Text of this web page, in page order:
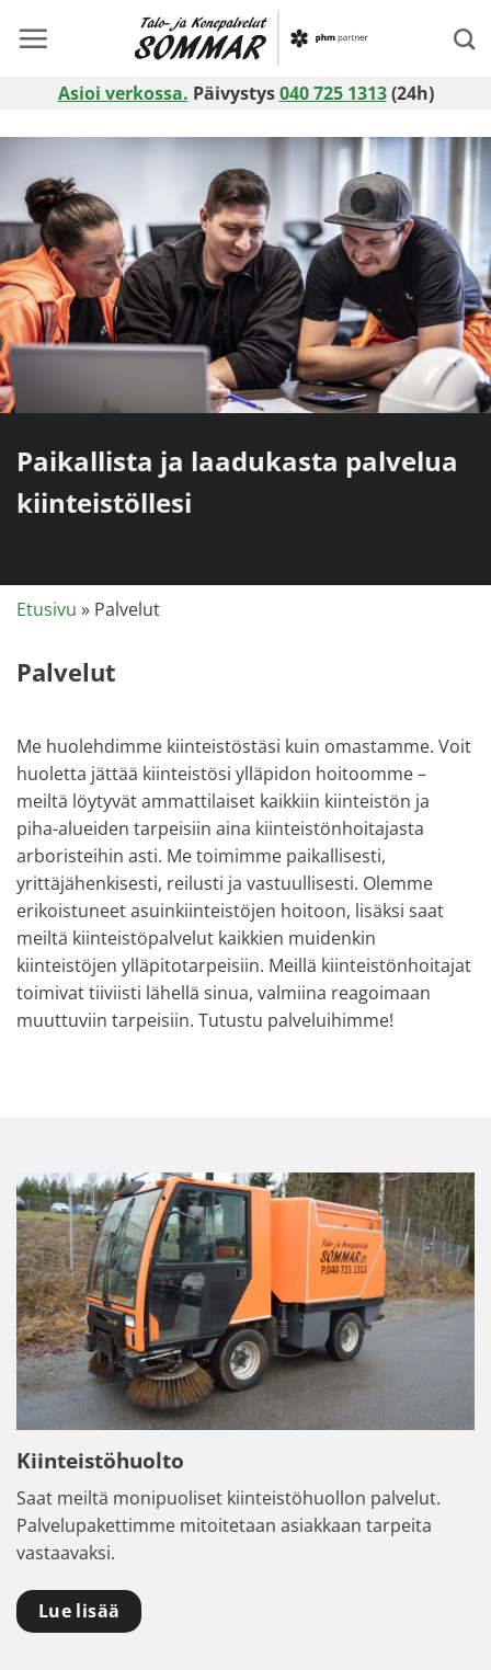
Asioi verkossa. Päivystys040 725 1313(24h)
Paikallista ja laadukasta palvelua
kiinteistöllesi
Etusivu » Palvelut
Palvelut
Me huolehdimme kiinteistöstäsi kuin omastamme. Voit
huoletta jättää kiinteistösi ylläpidon hoitoomme –
meiltä löytyvät ammattilaiset kaikkiin kiinteistön ja
piha-alueiden tarpeisiin aina kiinteistönhoitajasta
arboristeihin asti. Me toimimme paikallisesti,
yrittäjähenkisesti, reilusti ja vastuullisesti. Olemme
erikoistuneet asuinkiinteistöjen hoitoon, lisäksi saat
meiltä kiinteistöpalvelut kaikkien muidenkin
kiinteistöjen ylläpitotarpeisiin. Meillä kiinteistönhoitajat
toimivat tiiviisti lähellä sinua, valmiina reagoimaan
muuttuviin tarpeisiin. Tutustu palveluihimme!
Kiinteistöhuolto
Saat meiltä monipuoliset kiinteistöhuollon palvelut.
Palvelupakettimme mitoitetaan asiakkaan tarpeita
vastaavaksi.
Lue lisää